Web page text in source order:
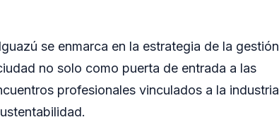
se enmarca en la estrategia de la gestión
no solo como puerta de entrada a las
profesionales vinculados a la industria